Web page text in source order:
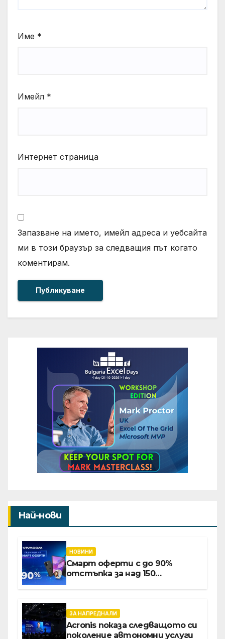
Име *
Имейл *
Интернет страница
Запазване на името, имейл адреса и уебсайта
ми в този браузър за следващия път когато
коментирам.
Най-нови
НОВИНИ
Смарт оферти с до 90%
отстъпка за над 150
ЗА НАПРЕДНАЛИ
Acronis показа следващото си
поколение автономни услуги